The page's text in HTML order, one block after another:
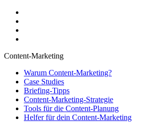
Content-Marketing
Warum Content-Marketing?
Case Studies
Briefing-Tipps
Content-Marketing-Strategie
Tools für die Content-Planung
Helfer für dein Content-Marketing